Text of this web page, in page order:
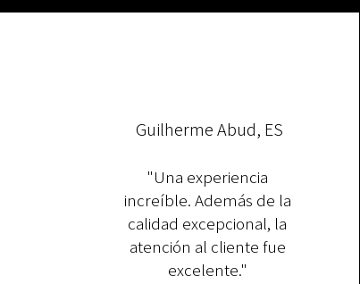
Guilherme Abud, ES
"Una experiencia
increíble. Además de la
calidad excepcional, la
atención al cliente fue
excelente."​